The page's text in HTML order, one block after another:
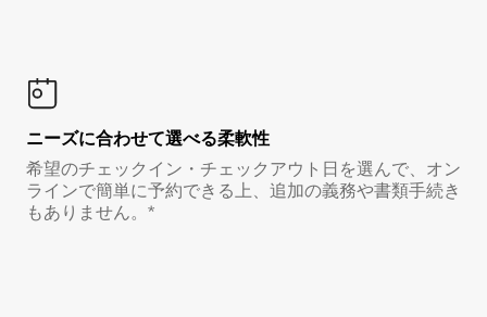
ニーズに合わせて選べる柔軟性
希望のチェックイン・チェックアウト日を選んで、オン
ラインで簡単に予約できる上、追加の義務や書類手続き
もありません。*